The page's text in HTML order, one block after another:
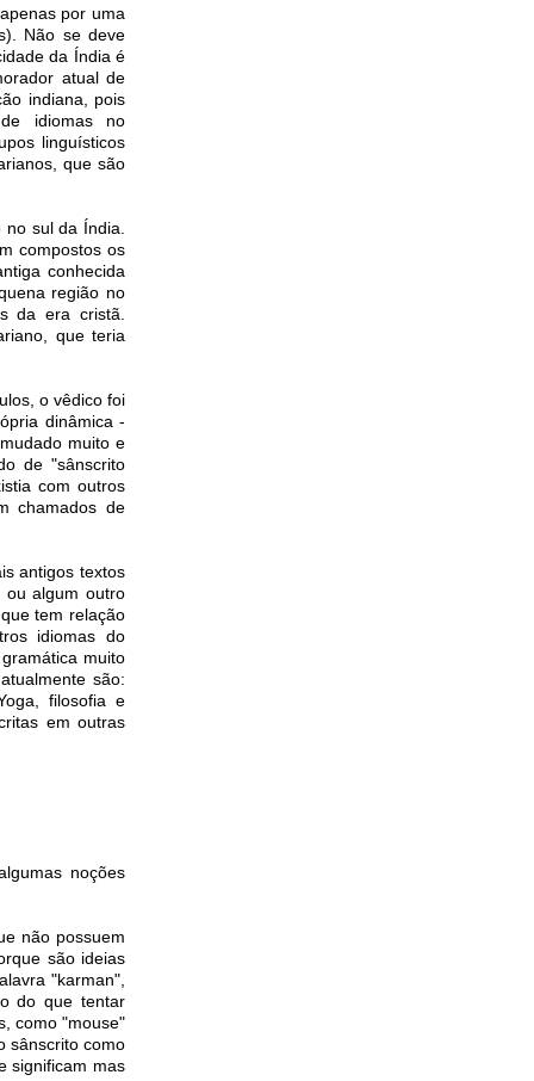
por uma
Não se deve
da Índia é
atual de
indiana, pois
idiomas no
linguísticos
que são
sul da Índia.
compostos os
conhecida
região no
da era cristã.
que teria
o vêdico foi
dinâmica -
muito e
de "sânscrito
com outros
chamados de
antigos textos
ou algum outro
tem relação
idiomas do
muito
são:
filosofia e
em outras
noções
não possuem
são ideias
"karman",
do que tentar
como "mouse"
sânscrito como
significam mas